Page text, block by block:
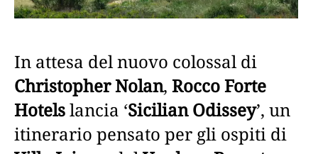
In attesa del nuovo colossal di
Christopher Nolan, Rocco Forte
Hotelslancia ‘Sicilian Odissey’, un
itinerario pensato per gli ospiti di